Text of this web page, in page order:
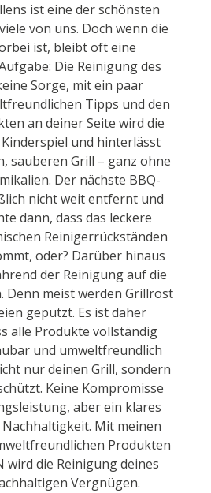
ist eine der schönsten
von uns. Doch wenn die
ist, bleibt oft eine
Die Reinigung des
Sorge, mit ein paar
Tipps und den
an deiner Seite wird die
und hinterlässt
sauberen Grill – ganz ohne
Der nächste BBQ-
nicht weit entfernt und
dann, dass das leckere
Reinigerrückständen
oder? Darüber hinaus
der Reinigung auf die
Denn meist werden Grillrost
geputzt. Es ist daher
alle Produkte vollständig
und umweltfreundlich
nur deinen Grill, sondern
Keine Kompromisse
aber ein klares
Mit meinen
Produkten
wird die Reinigung deines
Vergnügen.